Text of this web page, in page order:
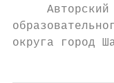
Авторский
округа город